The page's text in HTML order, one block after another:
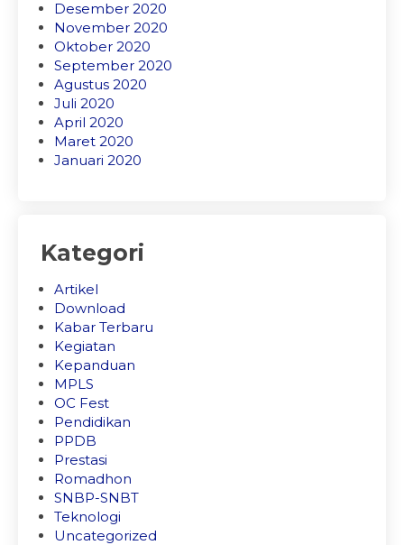
Desember 2020
November 2020
Oktober 2020
September 2020
Agustus 2020
Juli 2020
April 2020
Maret 2020
Januari 2020
Kategori
Artikel
Download
Kabar Terbaru
Kegiatan
Kepanduan
MPLS
OC Fest
Pendidikan
PPDB
Prestasi
Romadhon
SNBP-SNBT
Teknologi
Uncategorized